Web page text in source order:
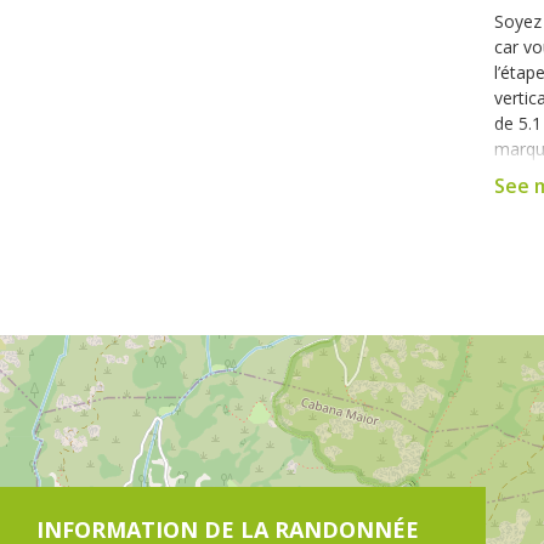
car
de
La
sur
du
En
vers
See
INFORMATION DE LA RANDONNÉE